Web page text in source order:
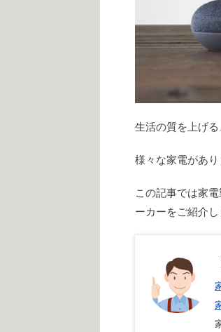
生活の質を上げ
様々な家電があ
この記事では家
ーカーをご紹介し